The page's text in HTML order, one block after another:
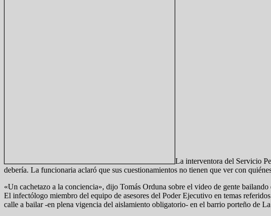
La interventora del Servicio
debería. La funcionaria aclaró que sus cuestionamientos no tienen que ver con
«Un cachetazo a la conciencia», dijo Tomás Orduna sobre el video de gente bailando
El infectólogo miembro del equipo de asesores del Poder Ejecutivo en temas
calle a bailar -en plena vigencia del aislamiento obligatorio- en el barrio porteño de